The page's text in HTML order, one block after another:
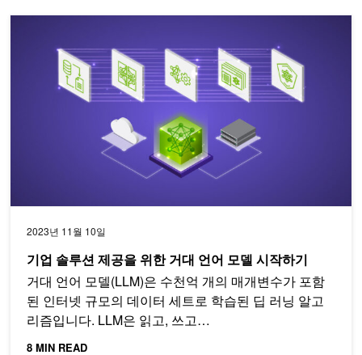
2023년 11월 10일
기업 솔루션 제공을 위한 거대 언어 모델 시작하기
거대 언어 모델(LLM)은 수천억 개의 매개변수가 포함
된 인터넷 규모의 데이터 세트로 학습된 딥 러닝 알고
리즘입니다. LLM은 읽고, 쓰고…
8 MIN READ
기업 솔루션 제공을 위한 거대 언어 모델 시작하기